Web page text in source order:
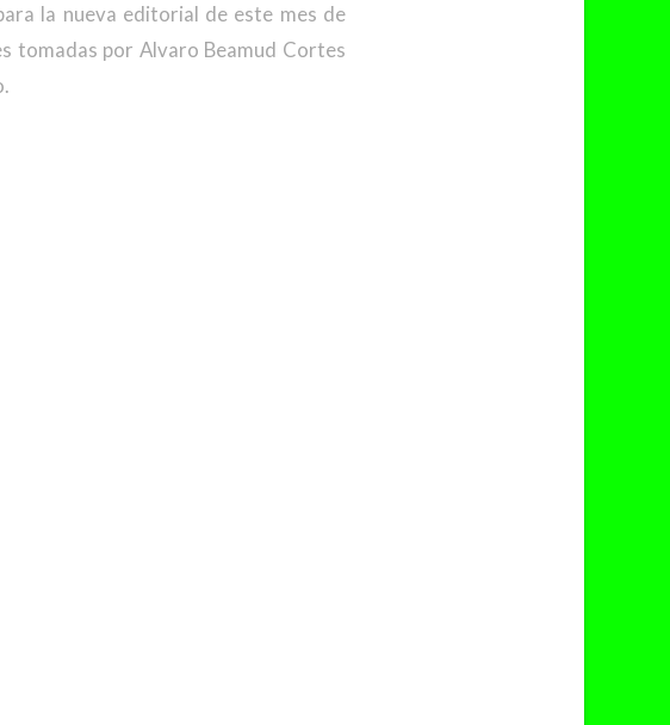
la nueva editorial de este mes de
tomadas por Alvaro Beamud Cortes